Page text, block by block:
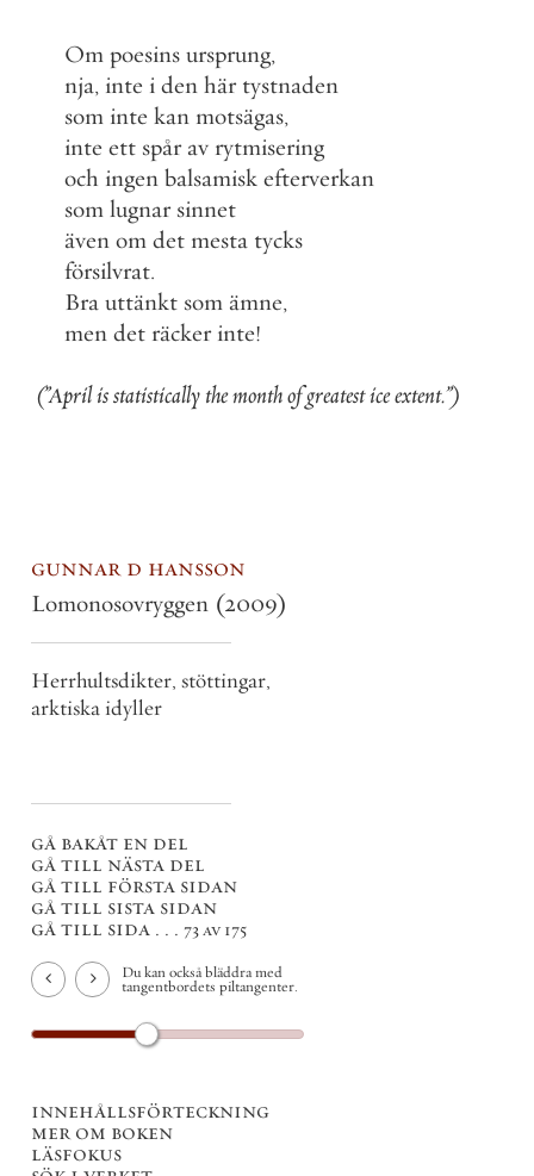
Om poesins ursprung,
nja, inte i den här tystnaden
som inte kan motsägas,
inte ett spår av rytmisering
och ingen balsamisk efterverkan
som lugnar sinnet
även om det mesta tycks
försilvrat.
Bra uttänkt som ämne,
men det räcker inte!
(”Aprilisstatistically themonthofgreatesticeextent.”)
gunnar d hansson
Lomonosovryggen (2009)
Herrhultsdikter, stöttingar,
arktiska idyller
gå bakåt en del
gå till nästa del
gå till första sidan
gå till sista sidan
gå till sida . . . 73 av 175
Du kan också bläddra med
tangentbordets piltangenter.
innehållsförteckning
mer om boken
läsfokus